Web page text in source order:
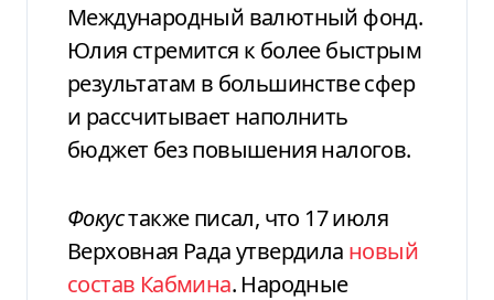
Международный валютный фонд.
Юлия стремится к более быстрым
результатам в большинстве сфер
и рассчитывает наполнить
бюджет без повышения налогов.
Фокустакже писал, что 17 июля
Верховная Рада утвердила новый
состав Кабмина. Народные